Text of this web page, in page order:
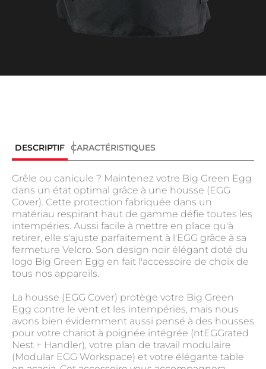
DESCRIPTIF CARACTÉRISTIQUES
Grêle ou canicule ? Maintenez votre Big Green Egg
dans un état optimal grâce à une housse (EGG
Cover). Cette protection fabriquée dans un
matériau respirant haut de gamme défie toutes les
intempéries. Aussi facile à mettre en place qu'à
retirer, elle s'ajuste parfaitement à l'EGG grâce à sa
fermeture Velcro. Son design noir élégant doté du
logo Big Green Egg en fait l'accessoire de choix de
tous nos appareils.
La housse (EGG Cover) protège votre Big Green
Egg contre le vent et les intempéries, mais nous
avons bien évidemment aussi pensé à des housses
pour votre chariot à poignée intégrée (ntEGGrated
Nest + Handler), votre plan de travail modulaire
(Modular EGG Workspace) et votre élégante table